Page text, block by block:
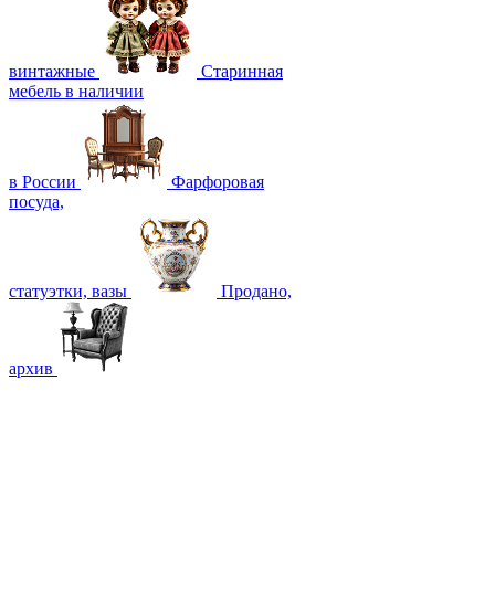
винтажные
Старинная
мебель в наличии
в России
Фарфоровая
посуда,
статуэтки, вазы Продано,
архив